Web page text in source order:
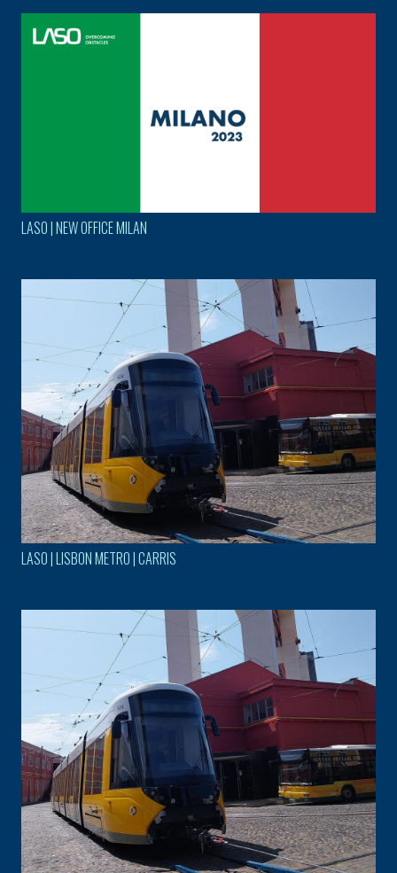
LASO | NEW OFFICE MILAN
LASO | LISBON METRO | CARRIS